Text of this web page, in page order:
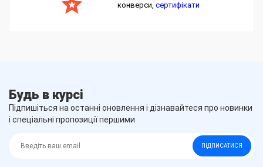
конверси,сертифікати
Будь в курсі
Підпишіться на останні оновлення і дізнавайтеся про новинки
і спеціальні пропозиції першими
ПІДПИСАТИСЯ